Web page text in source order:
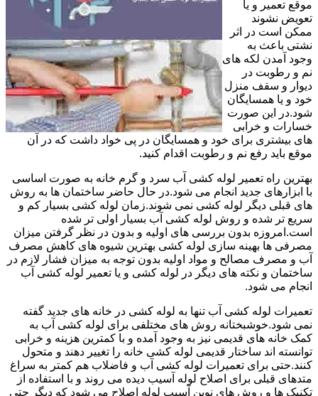
موقع تعمیر و یا
تعویض نشوند
ممکن است در اثر
نشتی باعث به
وجود آمدن لکه های
نم و رطوبت در
دیوار و سقف منزل
خود و یا همسایگان
شود.در این صورت
خسارات و خرابی
های بیشتری برای خود و همسایگان در پی خواد داشت که در آن
موقع باید رفع نم و رطوبت اقدام کنید.
بهترین راه تعمیر لوله کشی آب سرد و گرم خانه به صورت اساسی
با ابزارهای جدید انجام می شود.در حال حاضر ساختمان ها به روش
های قبلی دیگر لوله کشی نمی شوند.زمان لوله کشی بسیار کم و
سریع تر شده و روش لوله کشی آب بسیار اولی تر شده
است.امروزه بدون بررسی های اولیه و بدون در نظر گرفتن میزان
مصرفی ها بهینه سازی لوله کشی بهترین شیوه های کاهش مصرف
آب و مصرف مصالح و مواد اولیه بدون توجه به میزان فشار لازم در
ساختمان و نکته های دیگر در لوله کشی و یا تعمیر لوله کشی آب
انجام می شود.
تعمیرات لوله کشی آب تنها به لوله کشی در خانه های جدید گفته
نمی شود.خوشبختانه روش های مختلفی برای لوله کشی آب به
کمک خانه های قدیمی نیز به وجود آمده و با کمترین هزینه و خرابی
توانسته اند ساختار قدیمی لوله کشی خانه را تغییر دهند و متحول
کنند.حتی برای تعمیرات لوله کشی آب و فاضلاب هم کمتر به سراغ
متدهای قبلی برای اصلاح لوله آسیب دیده می روند و با استفاده از
تکنیک ها و روش های نوین آسیب لوله اصلاح می شود که دیگر حتی